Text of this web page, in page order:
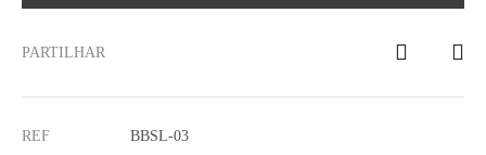
PARTILHAR
REF
BBSL-03